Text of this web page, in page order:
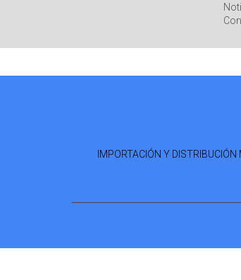
IMPORTACIÓN Y